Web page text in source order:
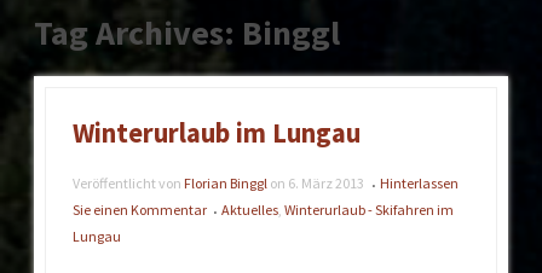
Tag Archives: Binggl
Winterurlaub im Lungau
Veröffentlicht von Florian Binggl on 6. März 2013 • Hinterlassen
Sie einen Kommentar
• Aktuelles,Winterurlaub - Skifahren im
Lungau